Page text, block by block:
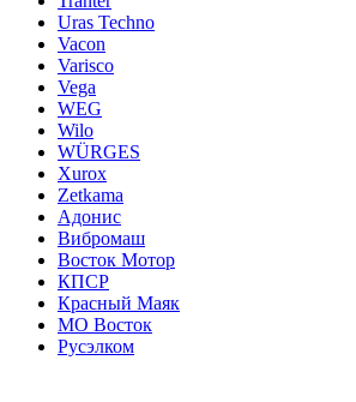
Uras Techno
Vacon
Varisco
Vega
WEG
Wilo
WÜRGES
Xurox
Zetkama
Адонис
Вибромаш
Восток Мотор
КПСР
Красный Маяк
МО Восток
Русэлком